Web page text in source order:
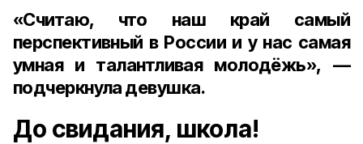
«Считаю, что наш край самый
перспективный в России и у нас самая
умная и талантливая молодёжь», —
подчеркнула девушка.
До свидания, школа!